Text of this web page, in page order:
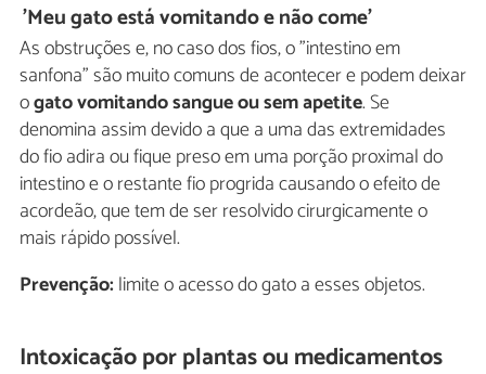
'Meu gato está vomitando e não come'
As obstruções e, no caso dos fios, o "intestino em
sanfona" são muito comuns de acontecer e podem deixar
ogato vomitando sangue ou sem apetite. Se
denomina assim devido a que a uma das extremidades
do fio adira ou fique preso em uma porção proximal do
intestino e o restante fio progrida causando o efeito de
acordeão, que tem de ser resolvido cirurgicamente o
mais rápido possível.
Prevenção:limite o acesso do gato a esses objetos.
Intoxicação por plantas ou medicamentos